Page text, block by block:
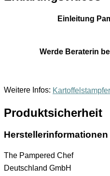
Einleitung
Werde Beraterin
Weitere Infos:
Produktsicherheit
Herstellerinformationen
The Pampered Chef
Deutschland GmbH